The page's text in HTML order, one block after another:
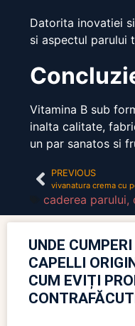
Datorita inovatiei
si aspectul parului
Vitamina B sub
inalta calitate,
un par sanatos si
PREVIOUS
vivanatura crema cu
caderea parului,
UNDE
CAPELLI
CUM EVIȚI